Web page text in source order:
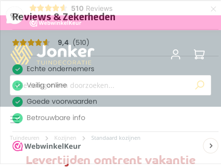
9,4
510 Reviews ×
Menu
Tuindeuren Kozijnen Standaard kozijnen
Levertijden omtrent vakantie